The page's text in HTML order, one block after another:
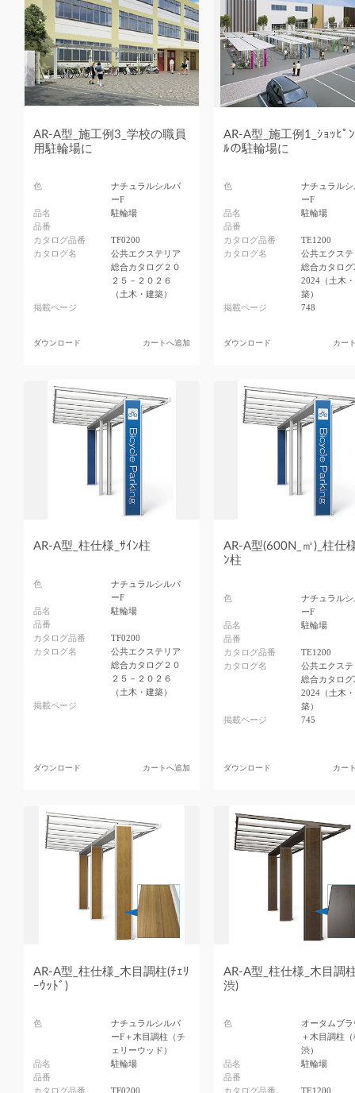
AR-A型_施工例3_学校の職員
用駐輪場に
色
ナチュラルシルバ
ーF
品名
駐輪場
品番
カタログ品番
TF0200
カタログ名
公共エクステリア
総合カタログ２０
２５－２０２６
（土木・建築）
掲載ページ
ダウンロード カートへ追加
AR-A型_施工例1_ｼｮｯﾋﾟ
ﾙの駐輪場に
色
ナチュラル
ーF
品名
駐輪場
品番
カタログ品番
TE1200
カタログ名
公共エクス
総合カタロ
2024（土木
築）
掲載ページ
748
ダウンロード カー
AR-A型_柱仕様_ｻｲﾝ柱
色
ナチュラルシルバ
ーF
品名
駐輪場
品番
カタログ品番
TF0200
カタログ名
公共エクステリア
総合カタログ２０
２５－２０２６
（土木・建築）
掲載ページ
ダウンロード カートへ追加
AR-A型(600N_㎡)_柱仕
ﾝ柱
色
ナチュラル
ーF
品名
駐輪場
品番
カタログ品番
TE1200
カタログ名
公共エクス
総合カタロ
2024（土木
築）
掲載ページ
745
ダウンロード カー
AR-A型_柱仕様_木目調柱(ﾁｪﾘ
ｰｳｯﾄﾞ)
色
ナチュラルシルバ
ーF＋木目調柱（チ
ェリーウッド）
品名
駐輪場
品番
カタログ品番
TF0200
AR-A型_柱仕様_木目調
渋)
色
オータムブ
＋木目調柱
渋）
品名
駐輪場
品番
カタログ品番
TE1200